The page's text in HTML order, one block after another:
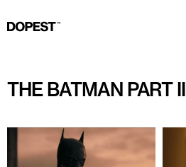
THE BATMAN PART II